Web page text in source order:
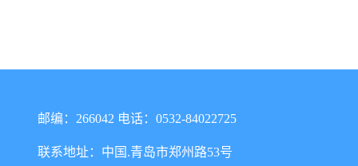
邮编：266042 电话：0532-84022725
联系地址：中国.青岛市郑州路53号